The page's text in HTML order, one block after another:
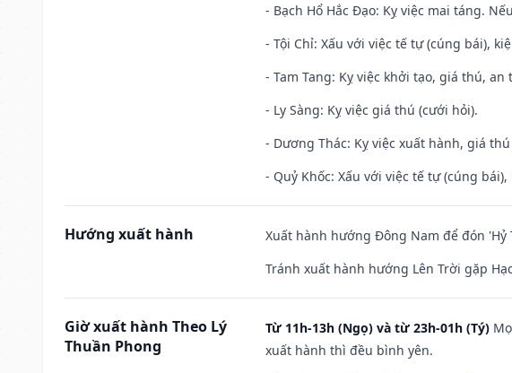
- Bạch Hổ Hắc Đạo: Kỵ việc mai táng.
- Tội Chỉ: Xấu với việc tế tự (cúng bái),
- Tam Tang: Kỵ việc khởi tạo, giá thú, an
- Ly Sàng: Kỵ việc giá thú (cưới hỏi).
- Dương Thác: Kỵ việc xuất hành, giá
- Quỷ Khốc: Xấu với việc tế tự (cúng
Hướng xuất hành
Xuất hành hướng Đông Nam để đón
Tránh xuất hành hướng Lên Trời gặp
Giờ xuất hành Theo Lý
Thuần Phong
Từ 11h-13h (Ngọ) và từ 23h-01h (Tý)
xuất hành thì đều bình yên.